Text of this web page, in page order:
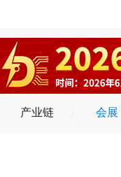
产业链 会展